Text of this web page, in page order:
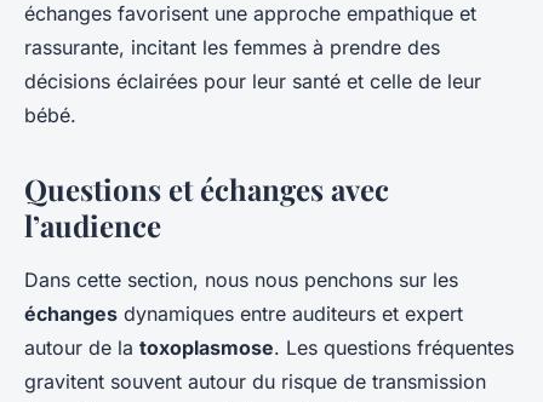
échanges favorisent une approche empathique et
rassurante, incitant les femmes à prendre des
décisions éclairées pour leur santé et celle de leur
bébé.
Questions et échanges avec
l’audience
Dans cette section, nous nous penchons sur les
échanges dynamiques entre auditeurs et expert
autour de la toxoplasmose. Les questions fréquentes
gravitent souvent autour du risque de transmission